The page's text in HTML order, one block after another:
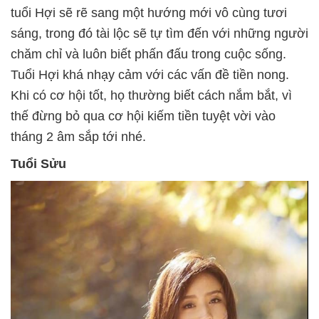
tuổi Hợi sẽ rẽ sang một hướng mới vô cùng tươi
sáng, trong đó tài lộc sẽ tự tìm đến với những người
chăm chỉ và luôn biết phấn đấu trong cuộc sống.
Tuổi Hợi khá nhạy cảm với các vấn đề tiền nong.
Khi có cơ hội tốt, họ thường biết cách nắm bắt, vì
thế đừng bỏ qua cơ hội kiếm tiền tuyệt vời vào
tháng 2 âm sắp tới nhé.
Tuổi Sửu